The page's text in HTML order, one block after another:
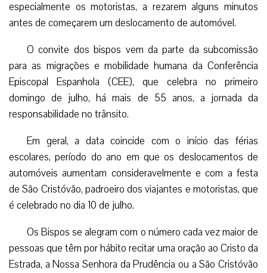
especialmente os motoristas, a rezarem alguns minutos
antes de começarem um deslocamento de automóvel.
O convite dos bispos vem da parte da subcomissão
para as migrações e mobilidade humana da Conferência
Episcopal Espanhola (CEE), que celebra no primeiro
domingo de julho, há mais de 55 anos, a jornada da
responsabilidade no trânsito.
Em geral, a data coincide com o início das férias
escolares, período do ano em que os deslocamentos de
automóveis aumentam consideravelmente e com a festa
de São Cristóvão, padroeiro dos viajantes e motoristas, que
é celebrado no dia 10 de julho.
Os Bispos se alegram com o número cada vez maior de
pessoas que têm por hábito recitar uma oração ao Cristo da
Estrada, a Nossa Senhora da Prudência ou a São Cristóvão